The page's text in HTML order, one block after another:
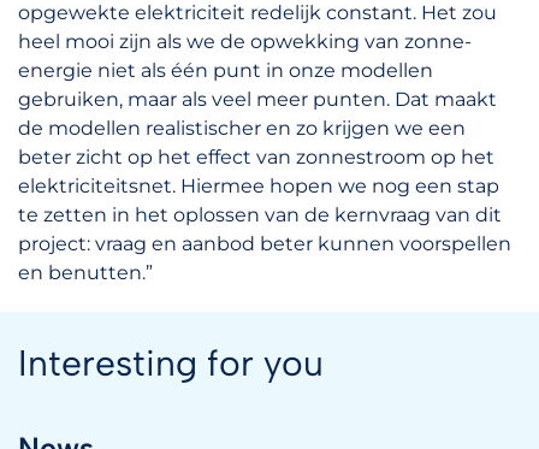
opgewekte elektriciteit redelijk constant. Het zou
heel mooi zijn als we de opwekking van zonne-
energie niet als één punt in onze modellen
gebruiken, maar als veel meer punten. Dat maakt
de modellen realistischer en zo krijgen we een
beter zicht op het effect van zonnestroom op het
elektriciteitsnet. Hiermee hopen we nog een stap
te zetten in het oplossen van de kernvraag van dit
project: vraag en aanbod beter kunnen voorspellen
en benutten.”
Interesting for you